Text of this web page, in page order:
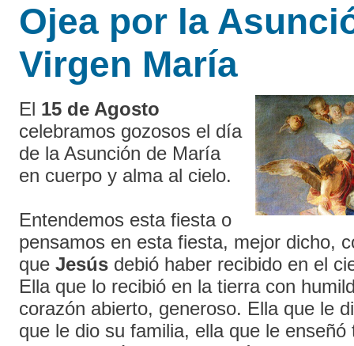
Ojea por la
Virgen María
El 15 de Agosto
celebramos gozosos el día
de la Asunción de María
en cuerpo y alma al cielo.
Entendemos esta fiesta o
pensamos en esta fiesta, mejor dicho,
que Jesús debió haber recibido en el
Ella que lo recibió en la tierra con
corazón abierto, generoso. Ella que le
que le dio su familia, ella que le